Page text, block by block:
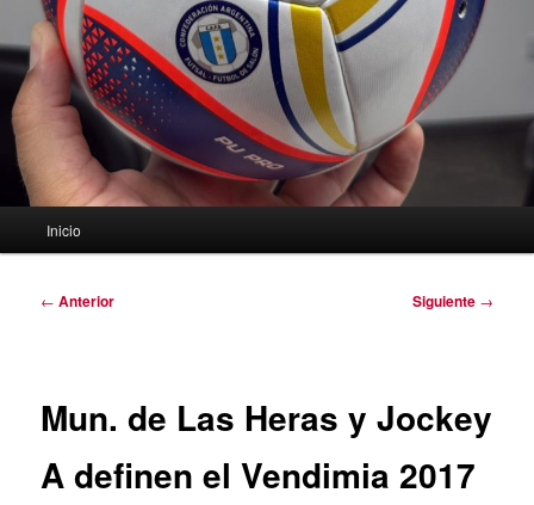
Inicio
Navegación
← Anterior Siguiente →
Mun. de Las Heras y Jockey
A definen el Vendimia 2017